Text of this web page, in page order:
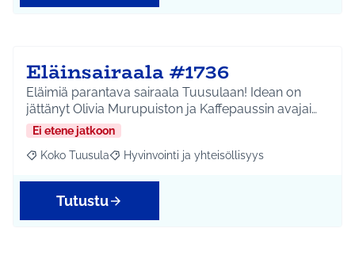
Eläinsairaala #1736
Eläimiä parantava sairaala Tuusulaan! Idean on
jättänyt Olivia Murupuiston ja Kaffepaussin avajai…
Ei etene jatkoon
Rajaa tulokset aihepiirin mukaan: Koko Tuusula
Koko Tuusula Rajaa tulokset teeman mukaan: Hyvinvointi ja
Hyvinvointi ja yhteisöllisyys
Tutustu